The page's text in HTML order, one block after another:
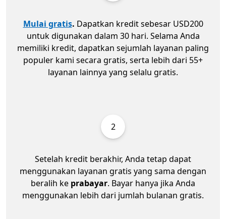
Mulai gratis. Dapatkan kredit sebesar USD200
untuk digunakan dalam 30 hari. Selama Anda
memiliki kredit, dapatkan sejumlah layanan paling
populer kami secara gratis, serta lebih dari 55+
layanan lainnya yang selalu gratis.
2
Setelah kredit berakhir, Anda tetap dapat
menggunakan layanan gratis yang sama dengan
beralih ke prabayar. Bayar hanya jika Anda
menggunakan lebih dari jumlah bulanan gratis.